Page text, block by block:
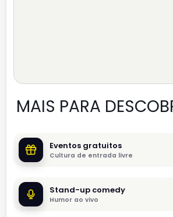
MAIS PARA
Eventos gratuitos
Cultura de entrada livre
Stand-up comedy
Humor ao vivo